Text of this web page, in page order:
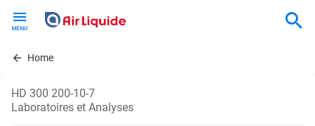
contentHome
HD 300 200-10-7
Laboratoires et Analyses